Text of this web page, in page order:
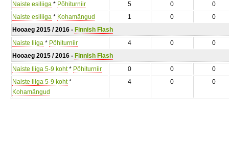
Naiste esiliiga * Põhiturniir 5 0
0
Naiste esiliiga * Kohamängud 1 0
0
Hooaeg 2015 / 2016 - Finnish Flash
Naiste liiga * Põhiturniir 4 0
0
Hooaeg 2015 / 2016 - Finnish Flash
Naiste liiga 5-9 koht* Põhiturniir 0 0
0
Naiste liiga 5-9 koht*
Kohamängud
4 0 0